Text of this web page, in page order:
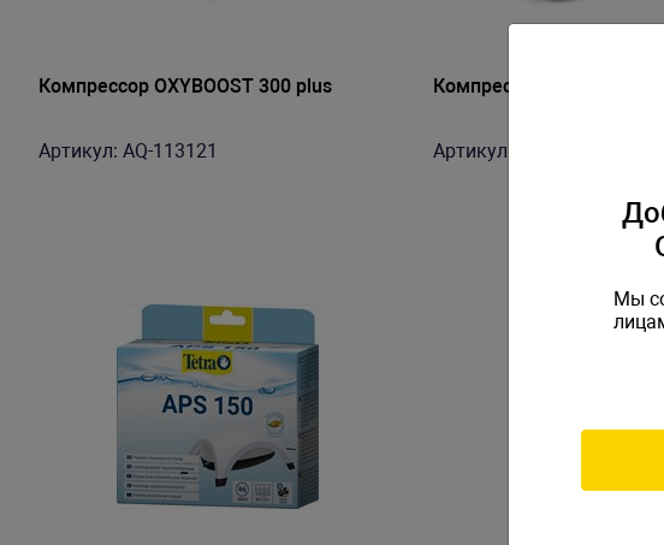
Компрессор OXYBOOST 300 plus
Артикул: AQ-113121
Компрессор OXYPRO
Артикул: AQ-111144
Мы